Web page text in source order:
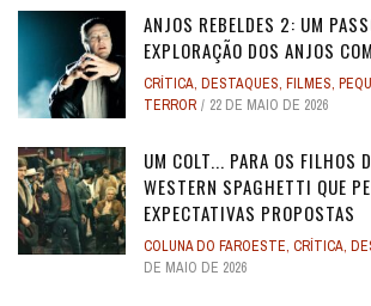
ANJOS REBELDES 2: UM
EXPLORAÇÃO DOS ANJOS
CRÍTICA, DESTAQUES, FILMES,
TERROR
22 DE MAIO DE 2026
UM COLT... PARA OS FILHOS
WESTERN SPAGHETTI QUE
EXPECTATIVAS PROPOSTAS
COLUNA DO FAROESTE, CRÍTICA,
DE MAIO DE 2026